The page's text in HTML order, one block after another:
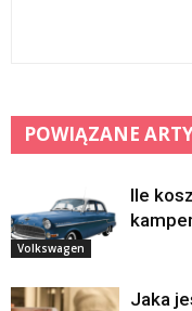
POWIĄZANE
Volkswagen
Ile
Jaka